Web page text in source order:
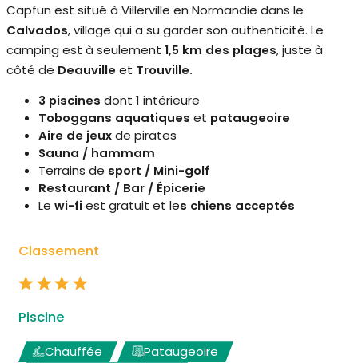
Capfun est situé à Villerville en Normandie dans le
Calvados, village qui a su garder son authenticité. Le
camping est à seulement 1,5 km des plages, juste à
côté de Deauville et Trouville.
3 piscines dont 1 intérieure
Toboggans aquatiques et pataugeoire
Aire de jeuxde pirates
Sauna / hammam
Terrains de sport / Mini-golf
Restaurant / Bar / Épicerie
Le wi-fiest gratuit et les chiens acceptés
Classement
Piscine
Chauffée
Pataugeoire